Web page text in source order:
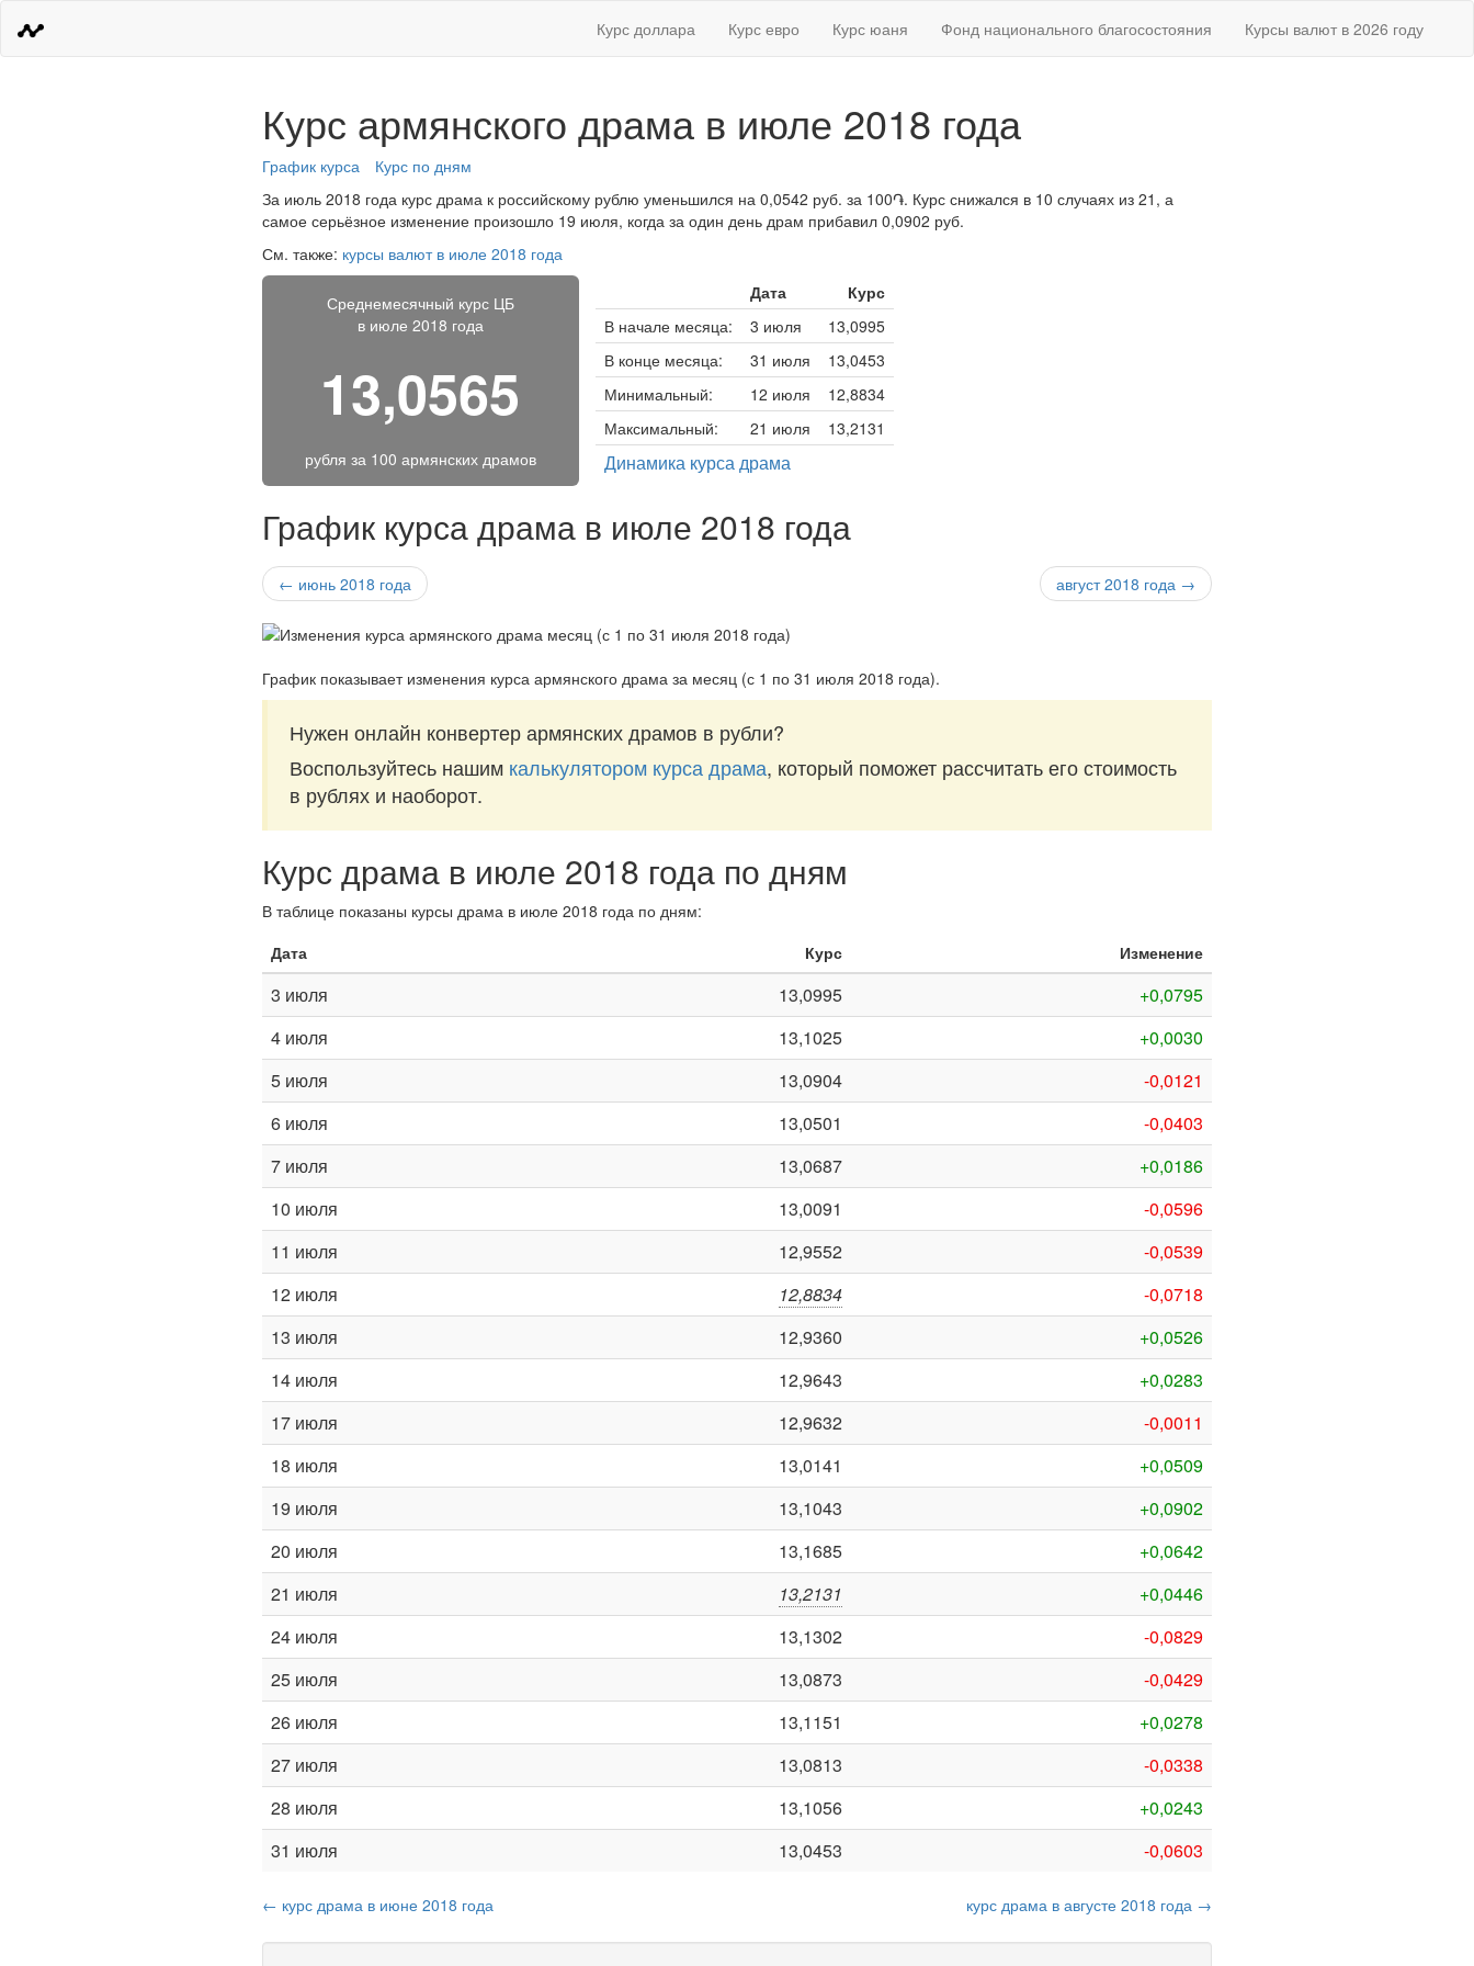
Курс доллара Курс евро Курс юаня Фонд национального благосостояния Курсы валют в 2026 году
Курс армянского драма в июле 2018 года
График курса
Курс по дням
За июль 2018 года курс драма к российскому рублю уменьшился на 0,0542 руб. за 100֏. Курс снижался в 10 случаях из 21, а
самое серьёзное изменение произошло 19 июля, когда за один день драм прибавил 0,0902 руб.
См. также: курсы валют в июле 2018 года
Среднемесячный курс ЦБ
в июле 2018 года
13,0565
рубля за 100 армянских драмов
Дата
Курс
В начале месяца:
3 июля
13,0995
В конце месяца:
31 июля
13,0453
Минимальный:
12 июля
12,8834
Максимальный:
21 июля 13,2131
Динамика курса драма
График курса драма в июле 2018 года
← июнь 2018 года август 2018 года →
График показывает изменения курса армянского драма за месяц (с 1 по 31 июля 2018 года).
Нужен онлайн конвертер армянских драмов в рубли?
Воспользуйтесь нашим калькулятором курса драма, который поможет рассчитать его стоимость
в рублях и наоборот.
Курс драма в июле 2018 года по дням
В таблице показаны курсы драма в июле 2018 года по дням:
Дата
Курс Изменение
3 июля 13,0995
+0,0795
4 июля
13,1025
+0,0030
5 июля
13,0904
-0,0121
6 июля
13,0501
-0,0403
7 июля
13,0687
+0,0186
10 июля
13,0091
-0,0596
11 июля
12,9552
-0,0539
12 июля
12,8834
-0,0718
13 июля
12,9360
+0,0526
14 июля
12,9643
+0,0283
17 июля
12,9632
-0,0011
18 июля
13,0141
+0,0509
19 июля
13,1043
+0,0902
20 июля
13,1685
+0,0642
21 июля
13,2131
+0,0446
24 июля
13,1302
-0,0829
25 июля
13,0873
-0,0429
26 июля
13,1151
+0,0278
27 июля
13,0813
-0,0338
28 июля
13,1056
+0,0243
31 июля
13,0453 -0,0603
← курс драма в июне 2018 года курс драма в августе 2018 года →